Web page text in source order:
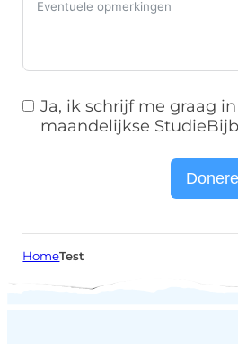
Ja, ik schrijf me graag
maandelijkse
HomeTest